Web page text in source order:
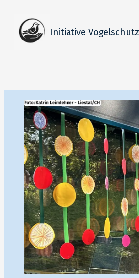
Inhalt
springen
Initiative Vogelschutz